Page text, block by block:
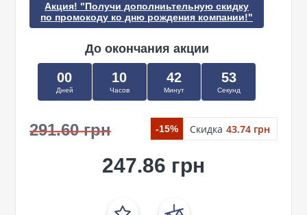
Акция! "Получи дополниьтельную скидку
по промокоду ко дню рождения компании!"
До окончания акции
00
Дней
10
Часов
42
Минут
52
Секунд
291.60 грн -15% Скидка 43.74 грн
247.86 грн